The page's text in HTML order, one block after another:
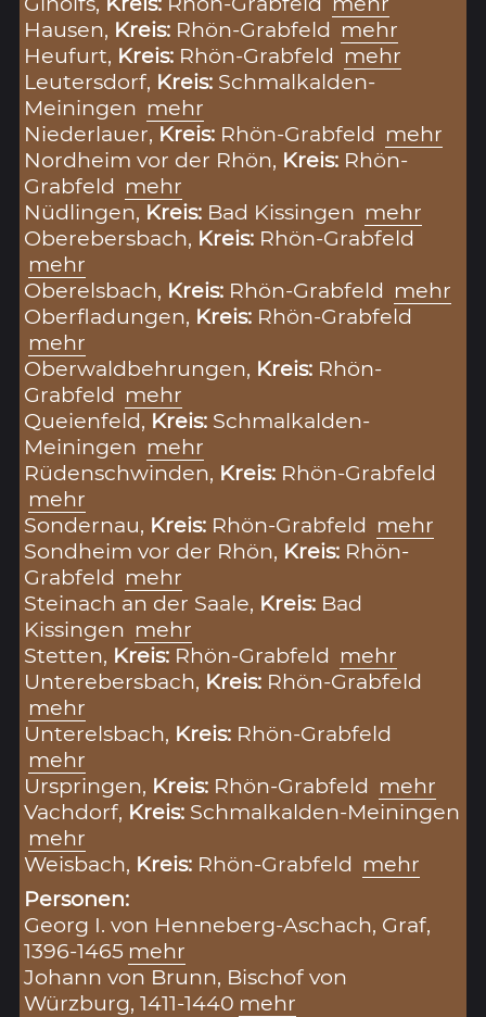
Hausen, Kreis: Rhön-Grabfeld mehr
Heufurt, Kreis: Rhön-Grabfeld mehr
Leutersdorf, Kreis: Schmalkalden-
Meiningen mehr
Niederlauer, Kreis: Rhön-Grabfeld mehr
Nordheim vor der Rhön, Kreis: Rhön-
Grabfeld mehr
Nüdlingen, Kreis: Bad Kissingen mehr
Oberebersbach, Kreis: Rhön-Grabfeld
mehr
Oberelsbach, Kreis: Rhön-Grabfeld mehr
Oberfladungen, Kreis: Rhön-Grabfeld
mehr
Oberwaldbehrungen, Kreis: Rhön-
Grabfeld mehr
Queienfeld, Kreis: Schmalkalden-
Meiningen mehr
Rüdenschwinden, Kreis: Rhön-Grabfeld
mehr
Sondernau, Kreis: Rhön-Grabfeld mehr
Sondheim vor der Rhön, Kreis: Rhön-
Grabfeld mehr
Steinach an der Saale, Kreis: Bad
Kissingen mehr
Stetten, Kreis: Rhön-Grabfeld mehr
Unterebersbach, Kreis: Rhön-Grabfeld
mehr
Unterelsbach, Kreis: Rhön-Grabfeld
mehr
Urspringen, Kreis: Rhön-Grabfeld mehr
Vachdorf, Kreis: Schmalkalden-Meiningen
mehr
Weisbach, Kreis: Rhön-Grabfeld mehr
Personen:
Georg I. von Henneberg-Aschach, Graf,
1396-1465 mehr
Johann von Brunn, Bischof von
Würzburg, 1411-1440 mehr